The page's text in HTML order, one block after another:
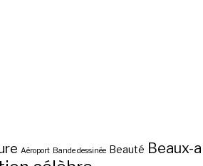
Aéroport Bande dessinée Beauté Beaux-